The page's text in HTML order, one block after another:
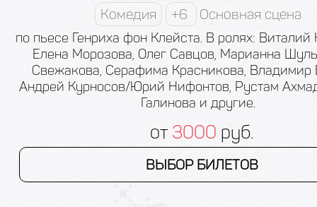
Комедия +6 Основная сцена
по пьесе Генриха фон Клейста. В ролях: Виталий
Елена Морозова, Олег Савцов, Марианна
Свежакова, Серафима Красникова, Владимир
Андрей Курносов/Юрий Нифонтов, Рустам
Галинова и другие.
от 3000 руб.
ВЫБОР БИЛЕТОВ